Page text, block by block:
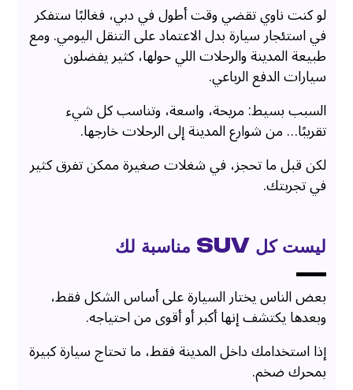
لو كنت ناوي تقضي وقت أطول في دبي، فغالبًا ستفكر
في استئجار سيارة بدل الاعتماد على التنقل اليومي. ومع
طبيعة المدينة والرحلات اللي حولها، كثير يفضلون
سيارات الدفع الرباعي.
السبب بسيط: مريحة، واسعة، وتناسب كل شيء
تقريبًا… من شوارع المدينة إلى الرحلات خارجها.
لكن قبل ما تحجز، في شغلات صغيرة ممكن تفرق كثير
في تجربتك.
ليست كل SUV مناسبة لك
بعض الناس يختار السيارة على أساس الشكل فقط،
وبعدها يكتشف إنها أكبر أو أقوى من احتياجه.
إذا استخدامك داخل المدينة فقط، ما تحتاج سيارة كبيرة
بمحرك ضخم.